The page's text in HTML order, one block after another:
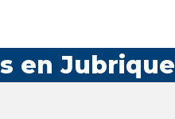
en Jubrique